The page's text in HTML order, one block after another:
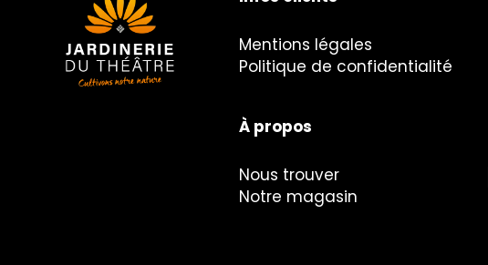
Mentions légales
Politique de confidentialité
À propos
Nous trouver
Notre magasin